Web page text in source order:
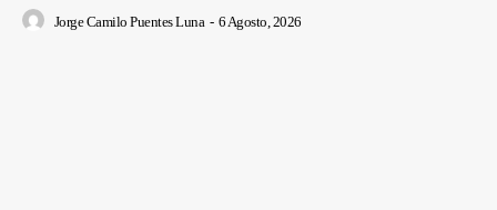
Jorge Camilo Puentes Luna - 6 Agosto, 2026